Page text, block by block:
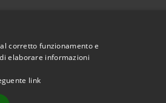
corretto funzionamento e
elaborare informazioni
link